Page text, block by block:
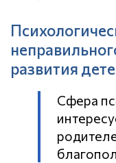
развития
Сфера